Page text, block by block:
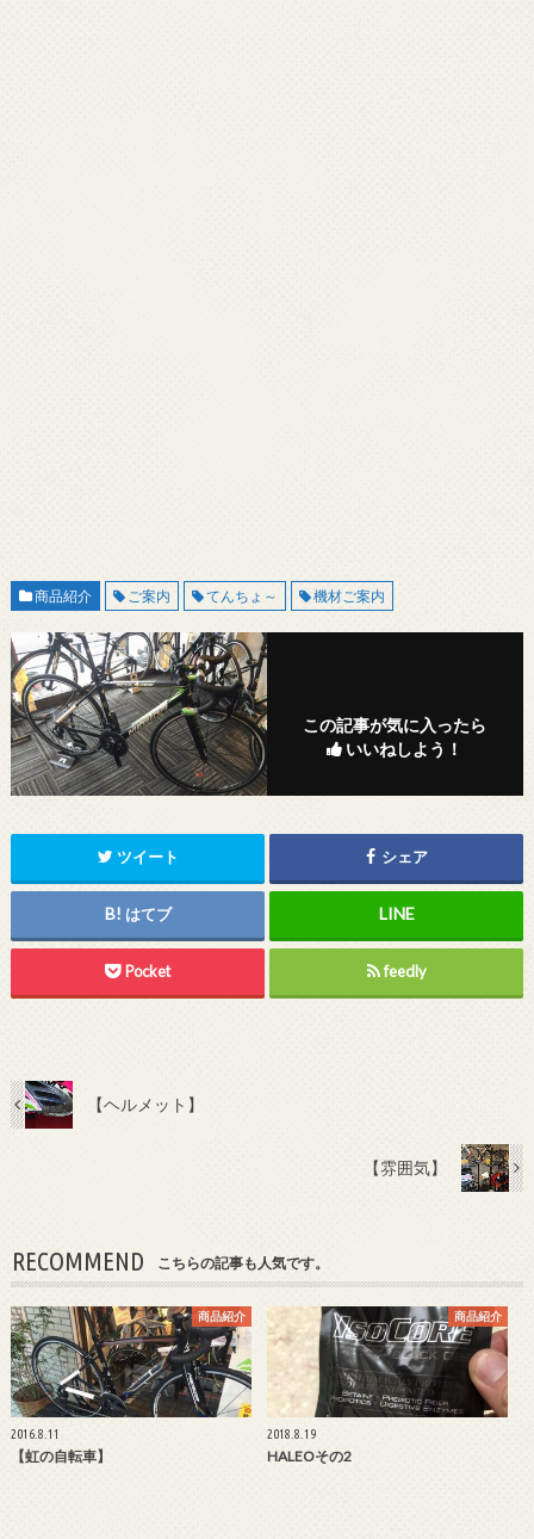
商品紹介 ご案内 てんちょ～ 機材ご案内
この記事が気に入ったら
いいねしよう！
ツイート シェア
はてブ
Pocket feedly
【ヘルメット】
【雰囲気】
RECOMMEND こちらの記事も人気です。
商品紹介
2016.8.11
【虹の自転車】
商品紹介
2018.8.19
HALEOその2